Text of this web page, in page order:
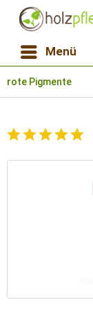
Menü
rote Pigmente